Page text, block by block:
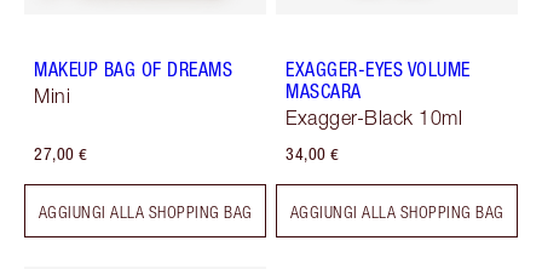
MAKEUP BAG OF DREAMS
Mini
27,00 €
AGGIUNGI ALLA SHOPPING BAG
EXAGGER-EYES VOLUME
MASCARA
Exagger-Black 10ml
34,00 €
AGGIUNGI ALLA SHOPPING BAG